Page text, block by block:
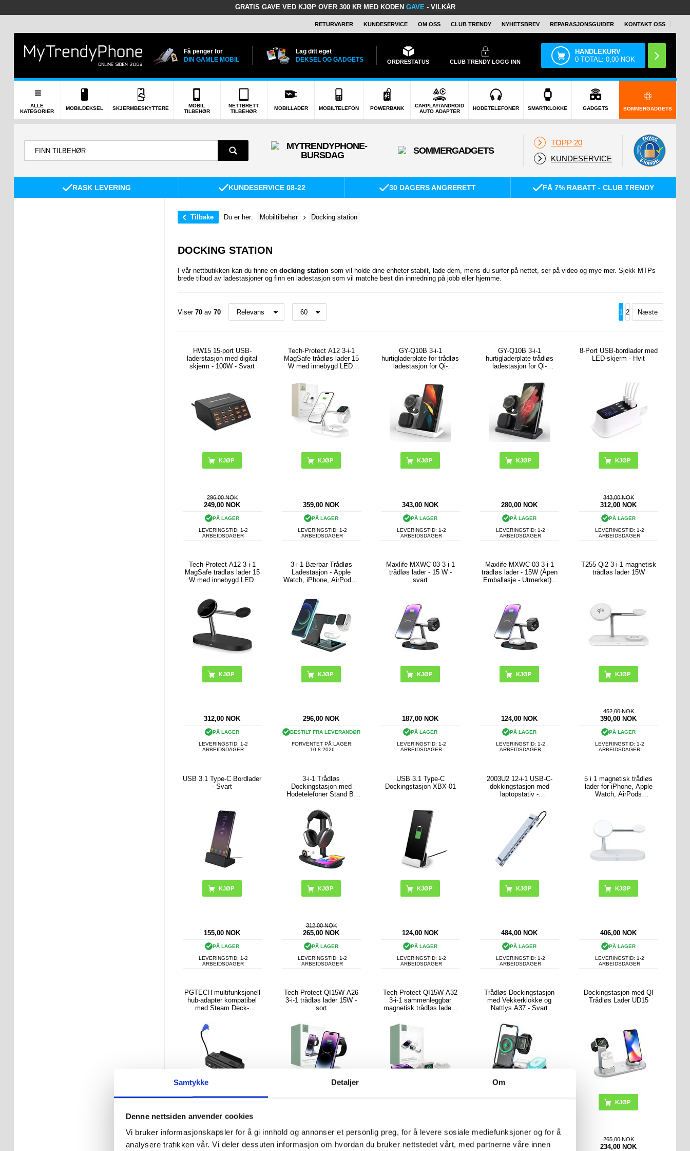
Samtykke Detaljer Om
Denne nettsiden anvender cookies
Vi bruker informasjonskapsler for å gi innhold og annonser et personlig preg, for å levere sosiale mediefunksjoner og for å
analysere trafikken vår. Vi deler dessuten informasjon om hvordan du bruker nettstedet vårt, med partnerne våre innen
GRATIS GAVE VED KJØP OVER 300 KR MED KODEN GAVE- VILKÅR
RETURVARER KUNDESERVICE OM OSS CLUB TRENDY NYHETSBREV REPARASJONSGUIDER KONTAKT OSS
Få penger for
DIN GAMLE MOBIL
Lag ditt eget
DEKSEL OG GADGETS
ORDRESTATUS CLUB TRENDYLOGG INN
HANDLEKURV
0 TOTAL:0,00 NOK
ALLE
KATEGORIER
MOBILDEKSEL SKJERMBESKYTTERE
MOBIL
TILBEHØR
NETTBRETT
TILBEHØR
MOBILLADER MOBILTELEFON POWERBANK
CARPLAY/ANDROID
AUTO ADAPTER
HODETELEFONER SMARTKLOKKE GADGETS SOMMERGADGETS
TOPP 20
KUNDESERVICE
RASK LEVERING KUNDESERVICE 08-22 30 DAGERS ANGRERETT FÅ 7% RABATT - CLUB TRENDY
Tilbake Du er her: Mobiltilbehør Docking station
DOCKING STATION
I vår nettbutikken kan du finne en docking stationsom vil holde dine enheter stabilt, ladedem, mens du surfer på nettet, ser på video og mye mer. Sjekk MTPs
brede tilbud av ladestasjoner og finn en ladestasjon som vil matche best din innredning på jobb eller hjemme.
Viser 70av 70 1 2 Næste
HW15 15-port USB-
laderstasjon med digital
skjerm - 100W - Svart
296,00 NOK
249,00 NOK
PÅ LAGER
LEVERINGSTID: 1-2
ARBEIDSDAGER
Tech-Protect A12 3-i-1
MagSafe trådløs lader 15
W med innebygd LED-
KJØP
359,00 NOK
PÅ LAGER
LEVERINGSTID: 1-2
ARBEIDSDAGER
GY-Q10B 3-i-1
hurtigladerplate for trådløs
ladestasjon for Qi-
øretelefoner
KJØP
343,00 NOK
PÅ LAGER
LEVERINGSTID: 1-2
ARBEIDSDAGER
GY-Q10B 3-i-1
hurtigladerplate trådløs
ladestasjon for Qi-
g Galaxy Watch/
øretelefoner (Åpen
Emballasje - Utmerket) -
svart
280,00 NOK
PÅ LAGER
LEVERINGSTID: 1-2
ARBEIDSDAGER
8-Port USB-bordlader med
LED-skjerm - Hvit
343,00 NOK
312,00 NOK
PÅ LAGER
LEVERINGSTID: 1-2
ARBEIDSDAGER
Tech-Protect A12 3-i-1
MagSafe trådløs lader 15
W med innebygd LED-
Svart
312,00 NOK
PÅ LAGER
LEVERINGSTID: 1-2
ARBEIDSDAGER
3-i-1 Bærbar Trådløs
Ladestasjon - Apple
Watch, iPhone, AirPods -
296,00 NOK
BESTILT FRA LEVERANDØR
FORVENTET PÅ LAGER:
10.8.2026
Maxlife MXWC-03 3-i-1
trådløs lader - 15 W -
svart
187,00 NOK
PÅ LAGER
LEVERINGSTID: 1-2
ARBEIDSDAGER
Maxlife MXWC-03 3-i-1
trådløs lader - 15W (Åpen
Emballasje - Utmerket) -
124,00 NOK
PÅ LAGER
LEVERINGSTID: 1-2
ARBEIDSDAGER
T255 Qi2 3-i-1 magnetisk
trådløs lader 15W
KJØP
452,00 NOK
390,00 NOK
PÅ LAGER
LEVERINGSTID: 1-2
ARBEIDSDAGER
USB 3.1 Type-C Bordlader
- Svart
155,00 NOK
PÅ LAGER
LEVERINGSTID: 1-2
ARBEIDSDAGER
3-i-1 Trådløs
Dockingstasjon med
Hodetelefoner Stand B-
312,00 NOK
265,00 NOK
PÅ LAGER
LEVERINGSTID: 1-2
ARBEIDSDAGER
USB 3.1 Type-C
Dockingstasjon XBX-01
KJØP
124,00 NOK
PÅ LAGER
LEVERINGSTID: 1-2
ARBEIDSDAGER
2003U2 12-i-1 USB-C-
dokkingstasjon med
laptopstativ -
484,00 NOK
PÅ LAGER
LEVERINGSTID: 1-2
ARBEIDSDAGER
5 i 1 magnetisk trådløs
lader for iPhone, Apple
Watch, AirPods
406,00 NOK
PÅ LAGER
LEVERINGSTID: 1-2
ARBEIDSDAGER
PGTECH multifunksjonell
hub-adapter kompatibel
med Steam Deck-
296,00 NOK
Tech-Protect QI15W-A26
3-i-1 trådløs lader 15W -
sort
280,00 NOK
Tech-Protect QI15W-A32
3-i-1 sammenleggbar
magnetisk trådløs lader -
374,00 NOK
Trådløs Dockingstasjon
med Vekkerklokke og
Nattlys A37 - Svart
421,00 NOK
312,00 NOK
Dockingstasjon med QI
Trådløs Lader UD15
KJØP
265,00 NOK
234,00 NOK